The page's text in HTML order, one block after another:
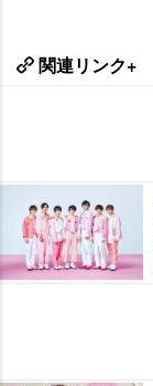
関連リンク+